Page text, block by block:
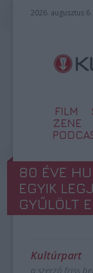
2026. augusztus
FILM
ZENE
80 ÉVE
EGYIK
GYŰLÖLT
Kultúrpart
a szerző friss